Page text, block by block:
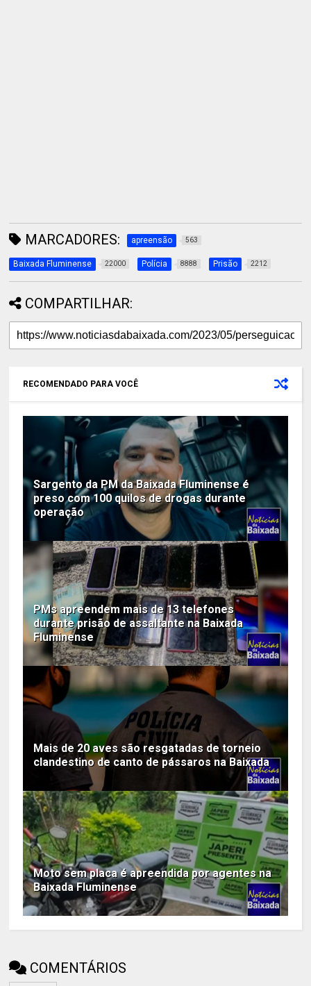
MARCADORES: apreensão 563
Baixada Fluminense 22000 Polícia 8888 Prisão 2212
COMPARTILHAR:
RECOMENDADO PARA VOCÊ
Sargento da PM da Baixada Fluminense é
preso com 100 quilos de drogas durante
operação
PMs apreendem mais de 13 telefones
durante prisão de assaltante na Baixada
Fluminense
Mais de 20 aves são resgatadas de torneio
clandestino de canto de pássaros na Baixada
Moto sem placa é apreendida por agentes na
Baixada Fluminense
COMENTÁRIOS